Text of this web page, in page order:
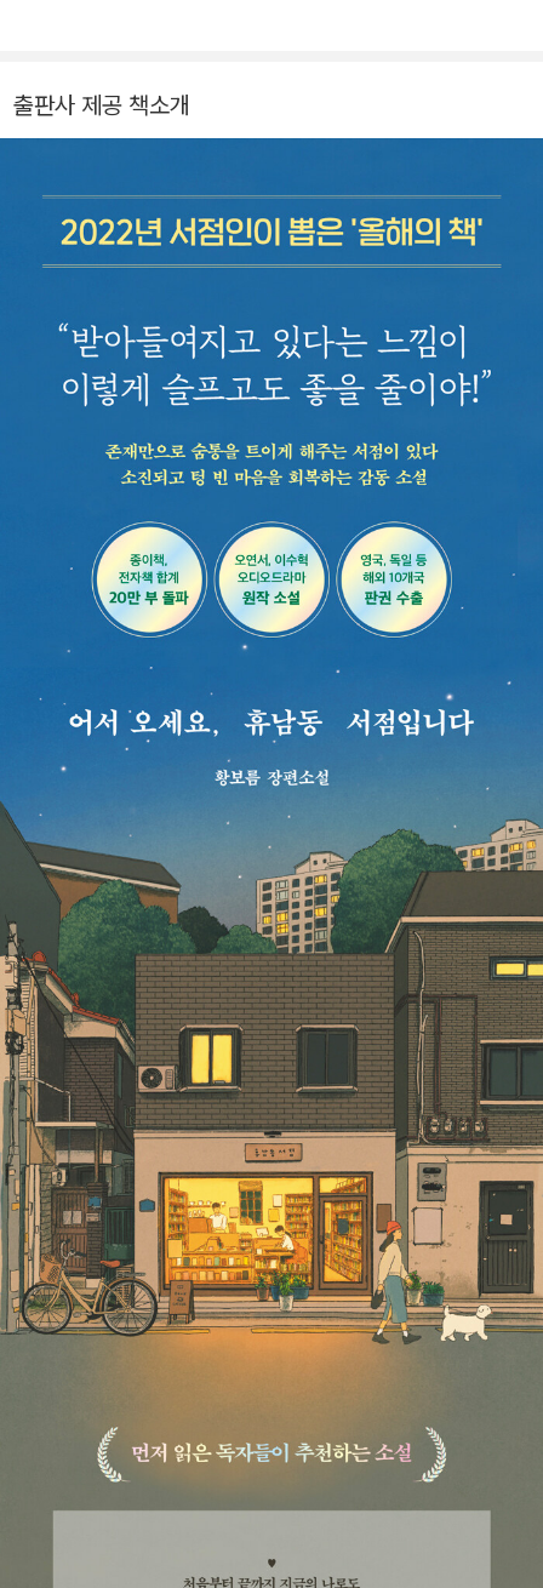
위, 2025 더블린 문학상 롱리스트 등에 선정됐다. 그 밖의 작품
출판사 제공 책소개